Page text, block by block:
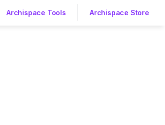
Archispace Tools Archispace Store